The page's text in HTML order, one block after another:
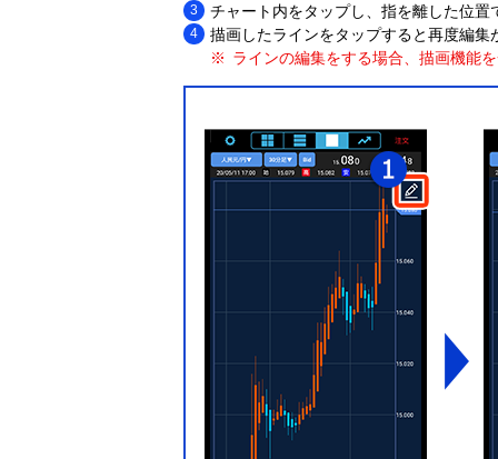
チャート内をタップし、指を離した位
描画したラインをタップすると再度編集
ラインの編集をする場合、描画機能